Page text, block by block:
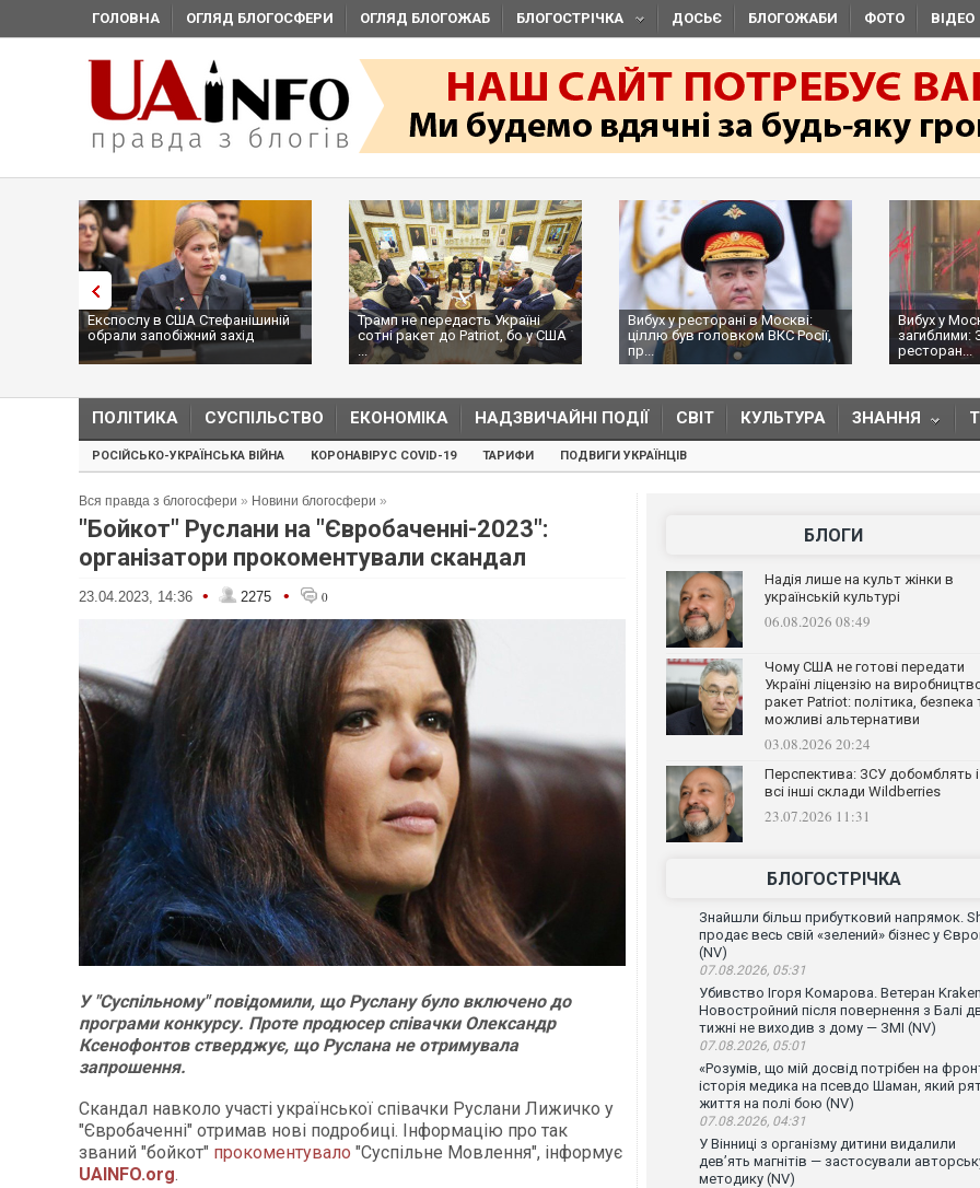
ГОЛОВНА ОГЛЯД БЛОГОСФЕРИ ОГЛЯД БЛОГОЖАБ БЛОГОСТРІЧКА ДОСЬЄ БЛОГОЖАБИ ФОТО ВІДЕО
Експослу в США Стефанішиній
обрали запобіжний захід
Трамп не передасть Україні
сотні ракет до Patriot, бо у США
...
Вибух у ресторані в Москві:
ціллю був головком ВКС Росії,
пр...
Вибух у
загиблими:
ресторан...
ПОЛІТИКА СУСПІЛЬСТВО ЕКОНОМІКА НАДЗВИЧАЙНІ ПОДІЇ СВІТ КУЛЬТУРА ЗНАННЯ
РОСІЙСЬКО-УКРАЇНСЬКА ВІЙНА КОРОНАВІРУС COVID-19 ТАРИФИ ПОДВИГИ УКРАЇНЦІВ
Вся правда з блогосфери » Новини блогосфери »
"Бойкот" Руслани на "Євробаченні-2023":
організатори прокоментували скандал
23.04.2023, 14:36 • 2275 • 0
У "Суспільному" повідомили, що Руслану було включено до
програми конкурсу. Проте продюсер співачки Олександр
Ксенофонтов стверджує, що Руслана не отримувала
запрошення.
Скандал навколо участі української співачки Руслани Лижичко у
"Євробаченні" отримав нові подробиці. Інформацію про так
званий "бойкот" прокоментувало "Суспільне Мовлення", інформує
UAINFO.org.
БЛОГИ
Надія лише на культ жінки в
українській культурі
06.08.2026 08:49
Чому США не готові передати
Україні ліцензію на
ракет Patriot: політика, безпека
можливі альтернативи
03.08.2026 20:24
Перспектива: ЗСУ добомблять і
всі інші склади Wildberries
23.07.2026 11:31
БЛОГОСТРІЧКА
Знайшли більш прибутковий напрямок.
продає весь свій «зелений» бізнес у
(NV)
07.08.2026, 05:31
Убивство Ігоря Комарова. Ветеран Kraken
Новостройний після повернення з Балі
тижні не виходив з дому — ЗМІ (NV)
07.08.2026, 05:01
«Розумів, що мій досвід потрібен на
історія медика на псевдо Шаман, який
життя на полі бою (NV)
07.08.2026, 04:31
У Вінниці з організму дитини видалили
дев’ять магнітів — застосували
методику (NV)